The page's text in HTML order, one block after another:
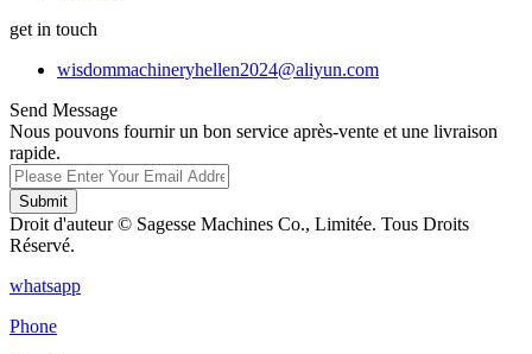
get in touch
wisdommachineryhellen2024@aliyun.com
Send Message
Nous pouvons fournir un bon service après-vente et une livraison
rapide.
Submit
Droit d'auteur © Sagesse Machines Co., Limitée. Tous Droits
Réservé.
whatsapp
Phone